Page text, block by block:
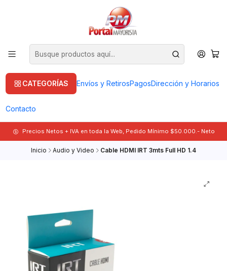
CATEGORÍAS Envíos y RetirosPagosDirección y Horarios
Contacto
Precios Netos + IVA en toda la Web, Pedido Mínimo $50.000.- Neto
Inicio Audio y Video Cable HDMI IRT 3mts Full HD 1.4